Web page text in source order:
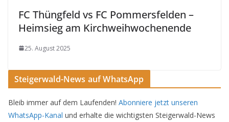
FC Thüngfeld vs FC Pommersfelden –
Heimsieg am Kirchweihwochenende
25. August 2025
Steigerwald-News auf WhatsApp
Bleib immer auf dem Laufenden! Abonniere jetzt unseren
WhatsApp-Kanal und erhalte die wichtigsten Steigerwald-News